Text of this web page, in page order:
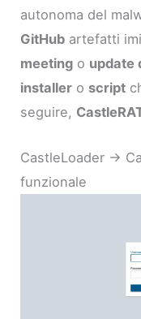
autonoma del
GitHub artefatti
meeting o update
installer o script
seguire,
CastleLoader →
funzionale